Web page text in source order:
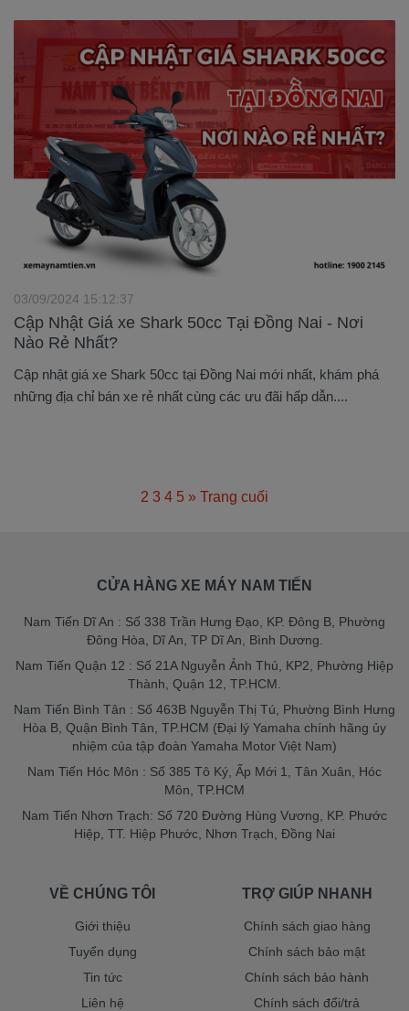
Cập Nhật Giá xe Shark 50cc Tại Đồng Nai - Nơi
Nào Rẻ Nhất?
03/09/2024 15:12:37
Cập nhật giá xe Shark 50cc tại Đồng Nai mới nhất, khám phá
những địa chỉ bán xe rẻ nhất cùng các ưu đãi hấp dẫn....
2 3 4 5 » Trang cuối
CỬA HÀNG XE MÁY NAM TIẾN
Nam Tiến Dĩ An : Số 338 Trần Hưng Đạo, KP. Đông B, Phường
Đông Hòa, Dĩ An, TP Dĩ An, Bình Dương.
Nam Tiến Quận 12 : Số 21A Nguyễn Ảnh Thủ, KP2, Phường Hiệp
Thành, Quận 12, TP.HCM.
Nam Tiến Bình Tân : Số 463B Nguyễn Thị Tú, Phường Bình Hưng
Hòa B, Quận Bình Tân, TP.HCM (Đại lý Yamaha chính hãng ủy
nhiệm của tập đoàn Yamaha Motor Việt Nam)
Nam Tiến Hóc Môn : Số 385 Tô Ký, Ấp Mới 1, Tân Xuân, Hóc
Môn, TP.HCM
Nam Tiến Nhơn Trạch: Số 720 Đường Hùng Vương, KP. Phước
Hiệp, TT. Hiệp Phước, Nhơn Trạch, Đồng Nai
VỀ CHÚNG TÔI
Giới thiệu
Tuyển dụng
Tin tức
Liên hệ
TRỢ GIÚP NHANH
Chính sách giao hàng
Chính sách bảo mật
Chính sách bảo hành
Chính sách đổi/trả